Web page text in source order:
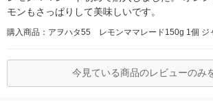
モンもさっぱりして美味しいです。
購入商品：アヲハタ55 レモンママレード150g 1個
今見ている商品のレビューのみ